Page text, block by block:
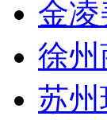
金
徐州
苏